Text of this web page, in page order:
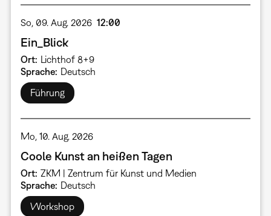
So, 09. Aug. 2026 12:00
Ein_Blick
Ort Lichthof 8+9
Sprache Deutsch
Führung
Mo, 10. Aug. 2026
Coole Kunst an heißen Tagen
Ort ZKM | Zentrum für Kunst und Medien
Sprache Deutsch
Workshop